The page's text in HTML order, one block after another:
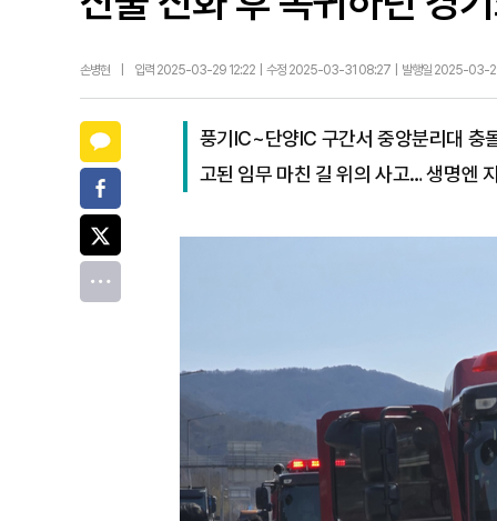
손병현 입력 2025-03-29 12:22 | 수정 2025-03-31 08:27 | 발행일 2025-03-
풍기IC~단양IC 구간서 중앙분리대 충
고된 임무 마친 길 위의 사고… 생명엔